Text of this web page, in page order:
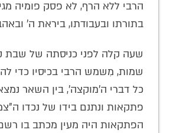
הרבי ללא הרף, לא פסק פומיה
בתורתו ובעבודתו, ביראת ה'
שעה קלה לפני כניסתה של
שמות, מִשמש הרבי בכיסיו כדי
כל דברי ה'מוקצה', בין השאר
פתקאות ונתנם בידו של נכדו
הפתקאות היה מעין מכתב בו